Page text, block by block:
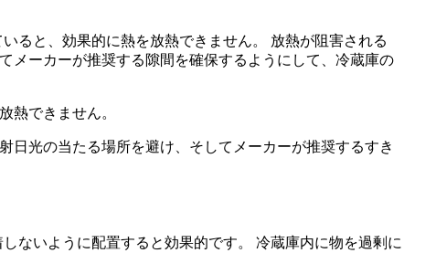
熱できません。
日光の当たる場所を避け、そしてメーカーが推奨するすき